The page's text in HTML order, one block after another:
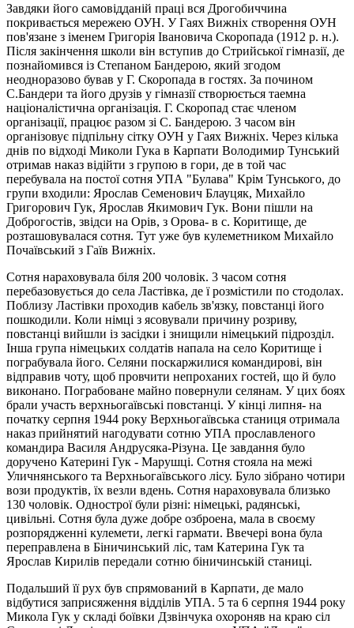
Завдяки його самовідданій праці вся Дрогобиччина
покривається мережею ОУН. У Гаях Вижніх створення ОУН
пов'язане з іменем Григорія Івановича Скоропада (1912 р. н.).
Після закінчення школи він вступив до Стрийської гімназії, де
познайомився із Степаном Бандерою, який згодом
неодноразово бував у Г. Скоропада в гостях. За почином
С.Бандери та його друзів у гімназії створюється таемна
націоналістична організація. Г. Скоропад стає членом
організації, працює разом зі С. Бандерою. 3 часом він
організовує підпільну сітку ОУН у Гаях Вижніx. Через кілька
днів по відході Миколи Гука в Карпати Володимир Тунський
отримав наказ відійти з групою в гори, де в той час
перебувала на постої сотня УПА "Булава" Крім Тунського, до
групи входили: Ярослав Семенович Блауцяк, Михайло
Григорович Гук, Ярослав Якимович Гук. Вони пішли на
Доброгостів, звідси на Орів, з Орова- в с. Коритище, де
розташовувалася сотня. Тут уже був кулеметником Михайло
Почаївський з Гаїв Вижніх.
Сотня нараховувала біля 200 чоловік. 3 часом сотня
перебазовується до села Ластівка, де ї розмістили по стодолах.
Поблизу Ластівки проходив кабель зв'язку, повстанці його
пошкодили. Коли німці з ясовували причину розриву,
повстанці вийшли із засідки і знищили німецький підрозділ.
Iнша група німецьких солдатів напала на село Коритище і
пограбувала його. Селяни поскаржилися командирові, він
відправив чоту, щоб провчити непроханих гостей, що й було
виконано. Пограбоване майно повернули селянам. У цих боях
брали участь верхньогaївські повстанці. У кінці липня- на
початку серпня 1944 року Верхньогаївська станиця отримала
наказ прийнятий нагодувати сотню УПА прославленого
командира Bасиля Андрусяка-Різуна. Це завдання було
доручено Катерині Гук - Марушці. Сотня стояла на межі
Уличнянського та Верхньогаївського лісу. Було зібрано чотири
вози продуктів, їх везли вдень. Сотня нараховувала близько
130 чоловік. Однострої були різні: німецькі, радянські,
цивільні. Сотня була дуже добре озброена, мала в своєму
розпорядженні кулемети, легкі гармати. Ввечері вона була
переправлена в Біничинський ліс, там Катерина Гук та
Ярослав Кирилів передали сотню біничинській станиці.
Подальший її рух був спрямований в Карпати, де мало
відбутися заприсяження відділів УПА. 5 та 6 серпня 1944 року
Микола Гук у складі боївки Дзвінчука охороняв на краю сіл